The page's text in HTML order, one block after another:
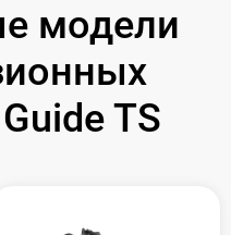
модели
TS